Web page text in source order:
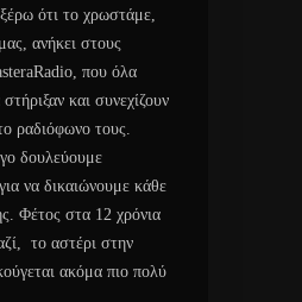
ότι το χρωστάμε,
ανήκει στους
που όλα
και συνεχίζουν
ραδιόφωνο τους.
δουλεύουμε
να δικαιώνουμε κάθε
Φέτος στα 12 χρόνια
το αστέρι στην
ακόμα πιο πολύ